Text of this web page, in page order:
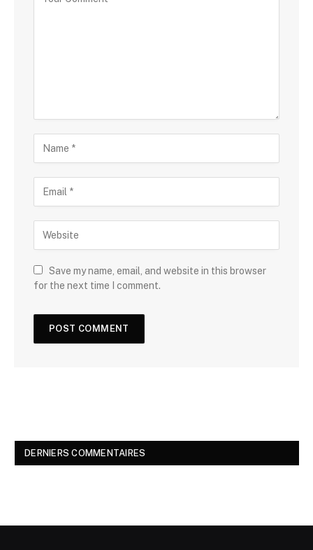
Save my name, email, and website in this browser
for the next time I comment.
DERNIERS COMMENTAIRES